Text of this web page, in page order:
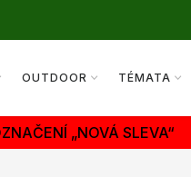
OUTDOOR TÉMATA
„NOVÁ SLEVA“